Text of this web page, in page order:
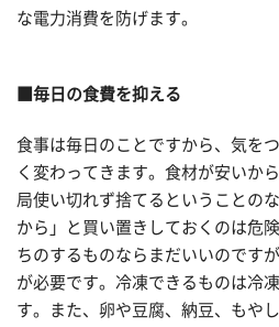
な電力消費を防げます。
■毎日の食費を抑える
食事は毎日のことですから、気を
く変わってきます。食材が安いか
局使い切れず捨てるということの
から」と買い置きしておくのは危
ちのするものならまだいいのです
が必要です。冷凍できるものは冷
す。また、卵や豆腐、納豆、もや